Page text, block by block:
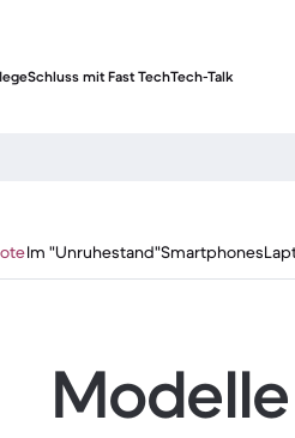
Schluss mit Fast TechTech-Talk
Im "Unruhestand"Smartphones